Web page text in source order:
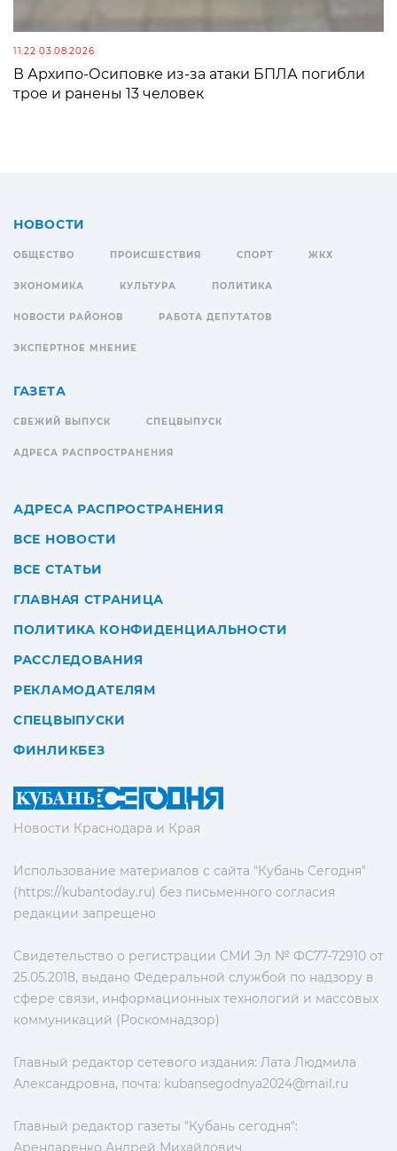
11:22 03.08.2026
В Архипо-Осиповке из-за атаки БПЛА погибли
трое и ранены 13 человек
Новости Краснодара и Края
Использование материалов с сайта "Кубань Сегодня"
(https://kubantoday.ru) без письменного согласия
редакции запрещено
Свидетельство о регистрации СМИ Эл № ФС77-72910 от
25.05.2018, выдано Федеральной службой по надзору в
сфере связи, информационных технологий и массовых
коммуникаций (Роскомнадзор)
Главный редактор сетевого издания: Лата Людмила
Александровна, почта: kubansegodnya2024@mail.ru
Главный редактор газеты "Кубань сегодня":
НОВОСТИ
ОБЩЕСТВО ПРОИСШЕСТВИЯ СПОРТ ЖКХ
ЭКОНОМИКА КУЛЬТУРА ПОЛИТИКА
НОВОСТИ РАЙОНОВ РАБОТА ДЕПУТАТОВ
ЭКСПЕРТНОЕ МНЕНИЕ
ГАЗЕТА
СВЕЖИЙ ВЫПУСК СПЕЦВЫПУСК
АДРЕСА РАСПРОСТРАНЕНИЯ
АДРЕСА РАСПРОСТРАНЕНИЯ
ВСЕ НОВОСТИ
ВСЕ СТАТЬИ
ГЛАВНАЯ СТРАНИЦА
ПОЛИТИКА КОНФИДЕНЦИАЛЬНОСТИ
РАССЛЕДОВАНИЯ
РЕКЛАМОДАТЕЛЯМ
СПЕЦВЫПУСКИ
ФИНЛИКБЕЗ